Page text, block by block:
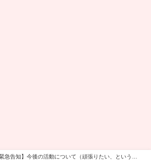
緊急告知】今後の活動について（頑張りたい、という